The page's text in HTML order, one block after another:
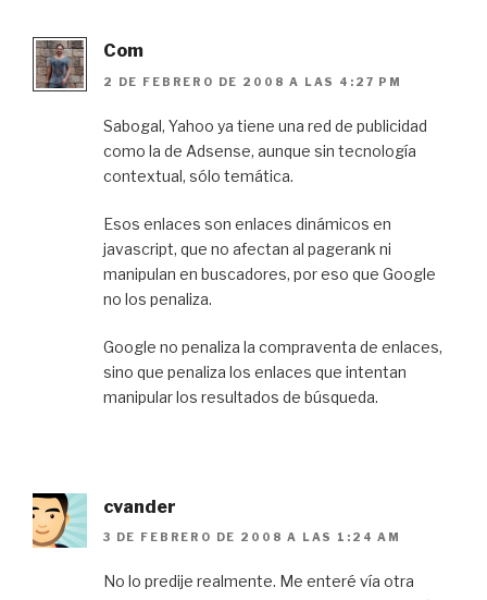
Com
2 DE FEBRERO DE 2008 A LAS 4:27 PM
Sabogal, Yahoo ya tiene una red de publicidad
como la de Adsense, aunque sin tecnología
contextual, sólo temática.
Esos enlaces son enlaces dinámicos en
javascript, que no afectan al pagerank ni
manipulan en buscadores, por eso que Google
no los penaliza.
Google no penaliza la compraventa de enlaces,
sino que penaliza los enlaces que intentan
manipular los resultados de búsqueda.
cvander
3 DE FEBRERO DE 2008 A LAS 1:24 AM
No lo predije realmente. Me enteré vía otra